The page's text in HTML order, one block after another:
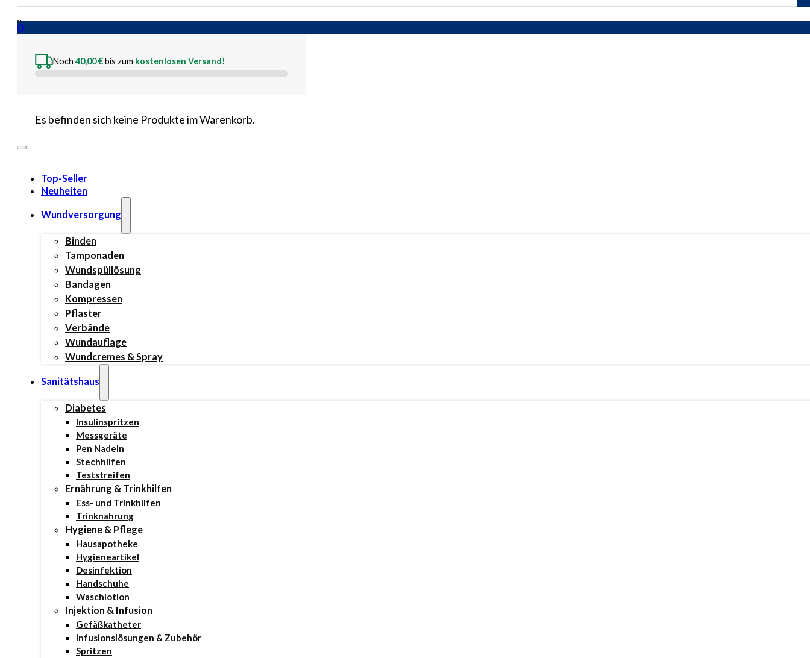
search
0
Noch 40,00€ bis zum kostenlosen Versand!
Es befinden sich keine Produkte im Warenkorb.
Top-Seller
Neuheiten
Wundversorgung
Binden
Tamponaden
Wundspüllösung
Bandagen
Kompressen
Pflaster
Verbände
Wundauflage
Wundcremes & Spray
Sanitätshaus
Diabetes
Insulinspritzen
Messgeräte
Pen Nadeln
Stechhilfen
Teststreifen
Ernährung & Trinkhilfen
Ess- und Trinkhilfen
Trinknahrung
Hygiene & Pflege
Hausapotheke
Hygieneartikel
Desinfektion
Handschuhe
Waschlotion
Injektion & Infusion
Gefäßkatheter
Infusionslösungen & Zubehör
Spritzen